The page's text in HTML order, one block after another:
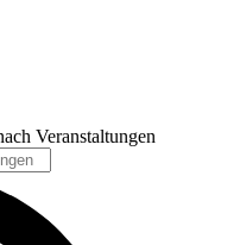
Veranstaltungen